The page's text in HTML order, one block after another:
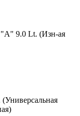
"A" 9.0 Lt. (Изн-ая